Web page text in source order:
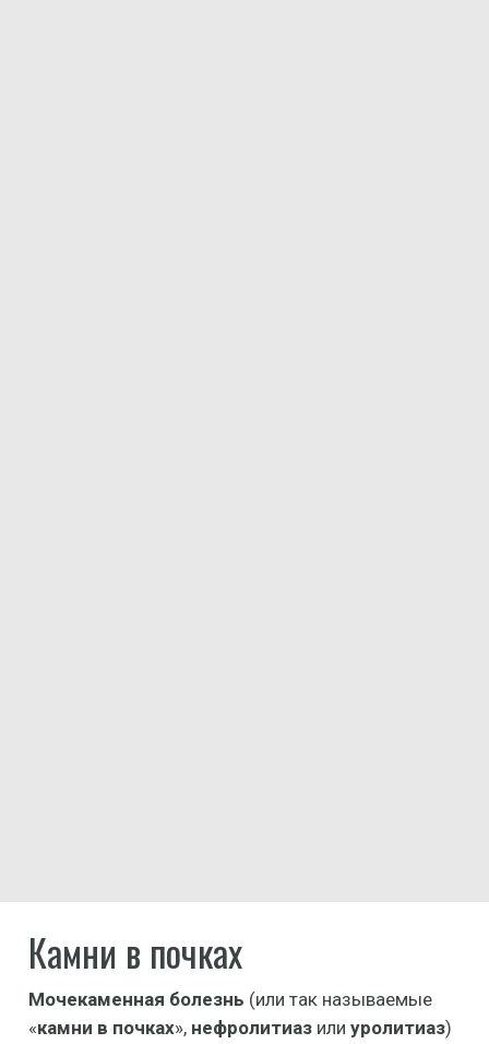
Камни в почках
Мочекаменная болезнь (или так называемые
«камни в почках», нефролитиазили уролитиаз)